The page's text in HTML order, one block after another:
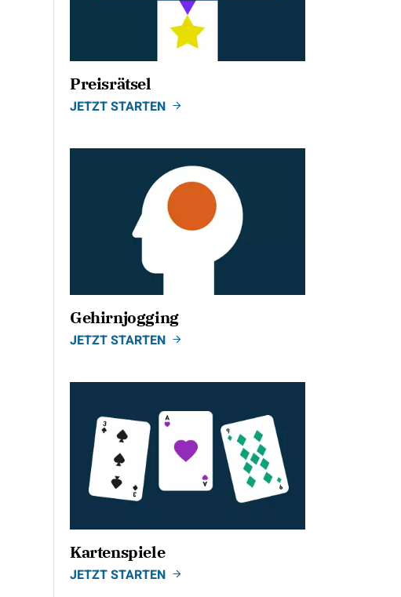
Preisrätsel
JETZT STARTEN
Gehirnjogging
JETZT STARTEN
Kartenspiele
JETZT STARTEN